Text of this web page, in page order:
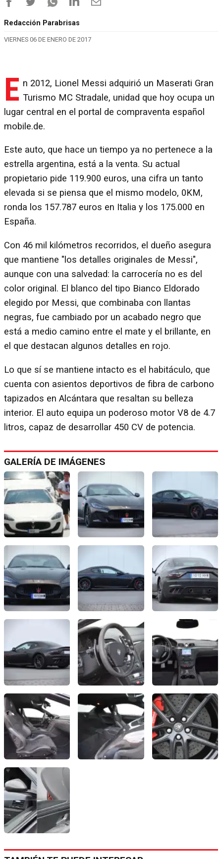
Redacción Parabrisas
VIERNES 06 DE ENERO DE 2017
E n 2012, Lionel Messi adquirió un Maserati Gran
Turismo MC Stradale, unidad que hoy ocupa un
lugar central en el portal de compraventa español
mobile.de.
Este auto, que hace un tiempo ya no pertenece a la
estrella argentina, está a la venta. Su actual
propietario pide 119.900 euros, una cifra un tanto
elevada si se piensa que el mismo modelo, 0KM,
ronda los 157.787 euros en Italia y los 175.000 en
España.
Con 46 mil kilómetros recorridos, el dueño asegura
que mantiene "los detalles originales de Messi",
aunque con una salvedad: la carrocería no es del
color original. El blanco del tipo Bianco Eldorado
elegido por Messi, que combinaba con llantas
negras, fue cambiado por un acabado negro que
está a medio camino entre el mate y el brillante, en
el que destacan algunos detalles en rojo.
Lo que sí se mantiene intacto es el habitáculo, que
cuenta con asientos deportivos de fibra de carbono
tapizados en Alcántara que resaltan su belleza
interior. El auto equipa un poderoso motor V8 de 4.7
litros, capaz de desarrollar 450 CV de potencia.
GALERÍA DE IMÁGENES